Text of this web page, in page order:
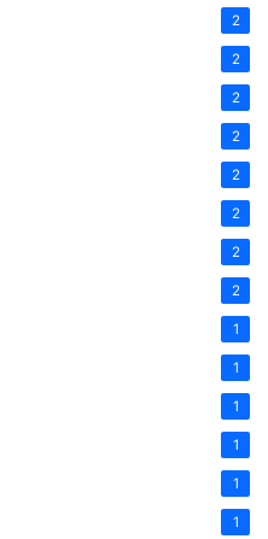
2
2
2
2
2
2
2
2
1
1
1
1
1
1